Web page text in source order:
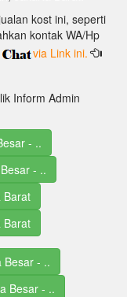
kost ini, seperti
kontak WA/Hp
via Link ini.
Inform Admin
- ..
- ..
Barat
Barat
Besar - ..
Besar - ..